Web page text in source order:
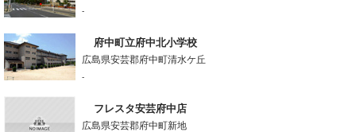
-
府中町立府中北小学校
広島県安芸郡府中町清水ケ丘
-
フレスタ安芸府中店
広島県安芸郡府中町新地